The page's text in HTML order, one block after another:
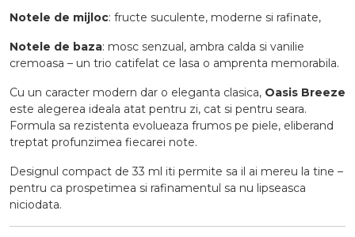
Notele de mijloc: fructe suculente, moderne si rafinate,
Notele de baza: mosc senzual, ambra calda si vanilie
cremoasa – un trio catifelat ce lasa o amprenta memorabila.
Cu un caracter modern dar o eleganta clasica, Oasis Breeze
este alegerea ideala atat pentru zi, cat si pentru seara.
Formula sa rezistenta evolueaza frumos pe piele, eliberand
treptat profunzimea fiecarei note.
Designul compact de 33 ml iti permite sa il ai mereu la tine –
pentru ca prospetimea si rafinamentul sa nu lipseasca
niciodata.